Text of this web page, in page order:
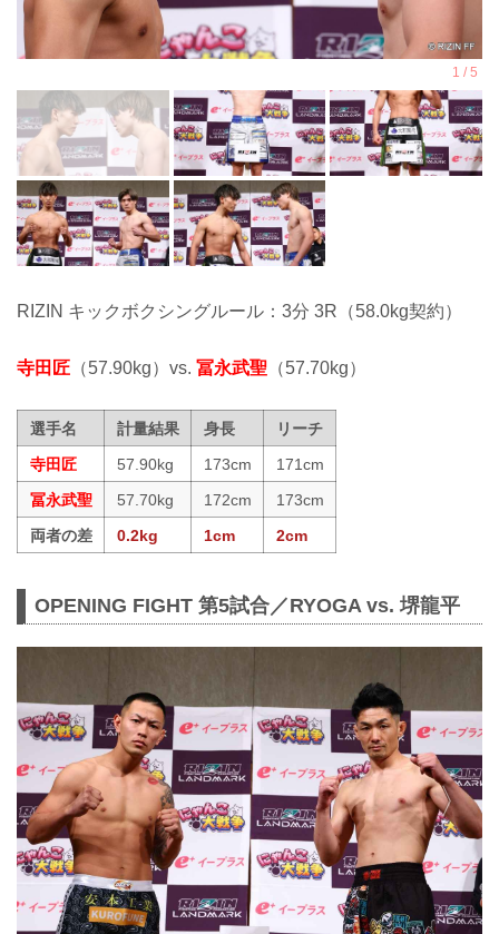
RIZIN キックボクシングルール：3分 3R（58.0kg契約）
寺田匠 （57.90kg）vs. 冨永武聖 （57.70kg）
選手名 計量結果 身長
リーチ
寺田匠
57.90kg 173cm
171cm
冨永武聖
57.70kg 172cm
173cm
両者の差
0.2kg 1cm 2cm
OPENING FIGHT 第5試合／RYOGA vs. 堺龍平